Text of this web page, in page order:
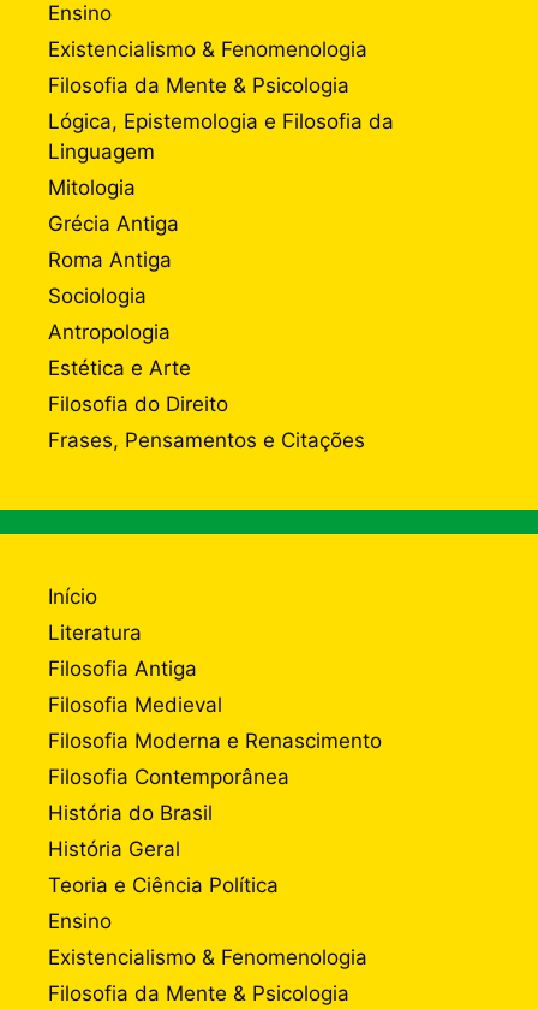
Ensino
Existencialismo & Fenomenologia
Filosofia da Mente & Psicologia
Lógica, Epistemologia e Filosofia da
Linguagem
Mitologia
Grécia Antiga
Roma Antiga
Sociologia
Antropologia
Estética e Arte
Filosofia do Direito
Frases, Pensamentos e Citações
Início
Literatura
Filosofia Antiga
Filosofia Medieval
Filosofia Moderna e Renascimento
Filosofia Contemporânea
História do Brasil
História Geral
Teoria e Ciência Política
Ensino
Existencialismo & Fenomenologia
Filosofia da Mente & Psicologia